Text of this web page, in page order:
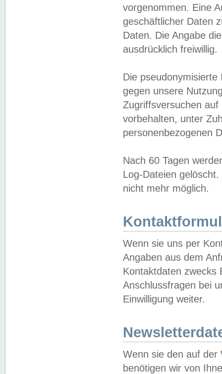
vorgenommen. Eine
geschäftlicher Daten
Daten. Die Angabe
ausdrücklich freiwillig.
Die
gegen unsere
Zugriffsversuchen
vorbehalten, unter
personenbezogenen
Nach 60 Tagen
Log-Dateien
nicht mehr möglich.
Wenn sie uns per
Angaben aus dem
Kontaktdaten zwecks
Anschlussfragen bei
Einwilligung weiter.
Wenn sie den auf der
benötigen wir von